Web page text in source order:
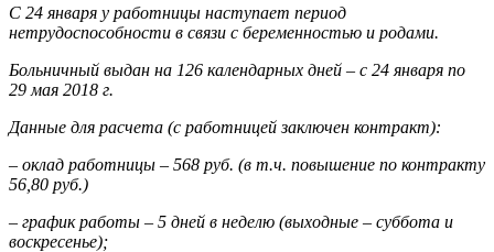
С 24 января у работницы наступает период
нетрудоспособности в связи с беременностью и родами.
Больничный выдан на 126 календарных дней – с 24 января по
29 мая 2018 г.
Данные для расчета (с работницей заключен контракт):
– оклад работницы – 568 руб. (в т.ч. повышение по контракту
56,80 руб.)
– график работы – 5 дней в неделю (выходные – суббота и
воскресенье);